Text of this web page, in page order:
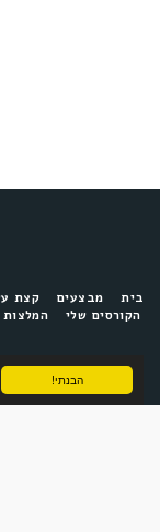
הבנתי!
בית מבצעים קצת עלי
הקורסים שלי
המלצות